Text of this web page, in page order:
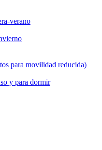
verano
para movilidad reducida)
y para dormir